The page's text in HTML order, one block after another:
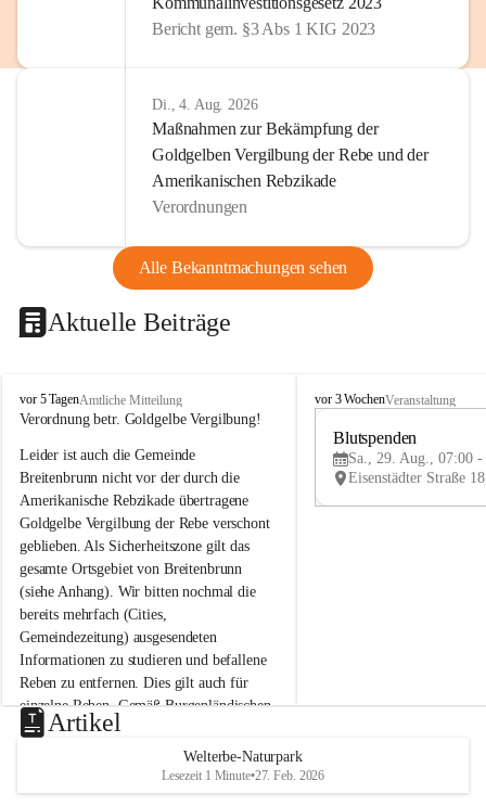
Bericht gem. §3 Abs 1 KIG 2023
Di., 4. Aug. 2026
Maßnahmen zur Bekämpfung der
Goldgelben Vergilbung der Rebe und der
Amerikanischen Rebzikade
Verordnungen
Alle Bekanntmachungen sehen
Aktuelle Beiträge
B
r
i
t
e
n
b
r
u
n
n
a
m
N
e
u
s
d
vor 5 TagenAmtliche Mitteilung
Verordnung betr. Goldgelbe Vergilbung!
Leider ist auch die Gemeinde
Breitenbrunn nicht vor der durch die
Amerikanische Rebzikade übertragene
Goldgelbe Vergilbung der Rebe verschont
geblieben. Als Sicherheitszone gilt das
gesamte Ortsgebiet von Breitenbrunn
(siehe Anhang). Wir bitten nochmal die
bereits mehrfach (Cities,
Gemeindezeitung) ausgesendeten
Informationen zu studieren und befallene
Reben zu entfernen. Dies gilt auch für
einzelne Reben. Gemäß Burgenländischen
Weinbaugesetz sind nicht gepflegte oder
unzulässige Weingärten zu roden! Bitte
helfen wir zusammen um unsere Winzer
vor den prognostizierten Ernteausfällen
B
e
u
e
d
vor 3 WochenVeranstaltung
Blutspenden
Sa., 29. Aug., 07:00 -
Artikel
Welterbe-Naturpark
Lesezeit 1 Minute•27. Feb. 2026